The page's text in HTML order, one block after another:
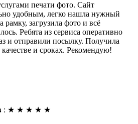
печати фото. Сайт
удобным, легко нашла нужный
рамку, загрузила фото и всё
Ребята из сервиса оперативно
и отправили посылку. Получила
и сроках. Рекомендую!
: ★ ★ ★ ★ ★